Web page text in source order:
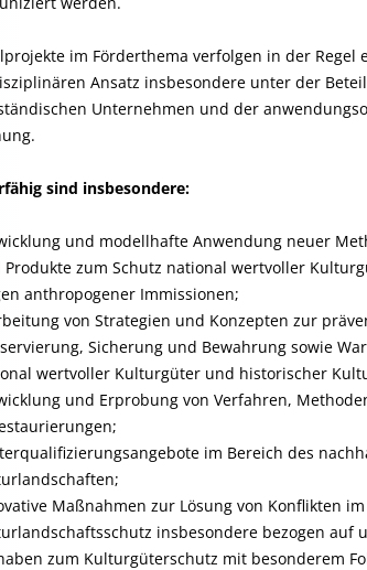
im Förderthema verfolgen in der Regel
Ansatz insbesondere unter der
Unternehmen und der
sind insbesondere:
und modellhafte Anwendung neuer
Produkte zum Schutz national wertvoller
anthropogener Immissionen;
von Strategien und Konzepten zur
Sicherung und Bewahrung sowie
wertvoller Kulturgüter und historischer
und Erprobung von Verfahren,
im Bereich des
Maßnahmen zur Lösung von Konflikten
insbesondere bezogen auf
zum Kulturgüterschutz mit besonderem